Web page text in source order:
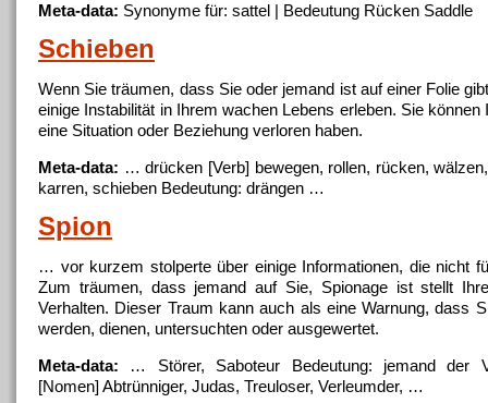
Meta-data: Synonyme für: sattel | Bedeutung Rücken Saddle
Schieben
Wenn Sie träumen, dass Sie oder jemand ist auf einer Folie
einige Instabilität in Ihrem wachen Lebens erleben. Sie können
eine Situation oder Beziehung verloren haben.
Meta-data: … drücken [Verb] bewegen, rollen, rücken,
karren, schieben Bedeutung: drängen …
Spion
… vor kurzem stolperte über einige Informationen, die nicht
Zum träumen, dass jemand auf Sie, Spionage ist stellt
Verhalten. Dieser Traum kann auch als eine Warnung, dass
werden, dienen, untersuchten oder ausgewertet.
Meta-data: … Störer, Saboteur Bedeutung: jemandder
[Nomen] Abtrünniger, Judas, Treuloser, Verleumder, …